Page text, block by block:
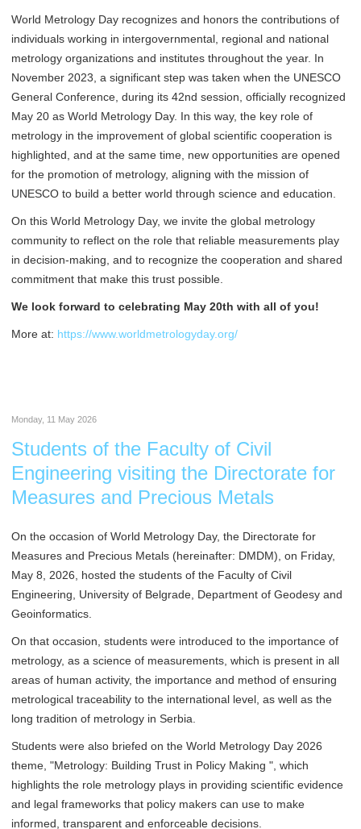
World Metrology Day recognizes and honors the contributions of
individuals working in intergovernmental, regional and national
metrology organizations and institutes throughout the year. In
November 2023, a significant step was taken when the UNESCO
General Conference, during its 42nd session, officially recognized
May 20 as World Metrology Day. In this way, the key role of
metrology in the improvement of global scientific cooperation is
highlighted, and at the same time, new opportunities are opened
for the promotion of metrology, aligning with the mission of
UNESCO to build a better world through science and education.
On this World Metrology Day, we invite the global metrology
community to reflect on the role that reliable measurements play
in decision-making, and to recognize the cooperation and shared
commitment that make this trust possible.
We look forward to celebrating May 20th with all of you!
More at: https://www.worldmetrologyday.org/
Monday, 11 May 2026
Students of the Faculty of Civil
Engineering visiting the Directorate for
Measures and Precious Metals
On the occasion of World Metrology Day, the Directorate for
Measures and Precious Metals (hereinafter: DMDM), on Friday,
May 8, 2026, hosted the students of the Faculty of Civil
Engineering, University of Belgrade, Department of Geodesy and
Geoinformatics.
On that occasion, students were introduced to the importance of
metrology, as a science of measurements, which is present in all
areas of human activity, the importance and method of ensuring
metrological traceability to the international level, as well as the
long tradition of metrology in Serbia.
Students were also briefed on the World Metrology Day 2026
theme, "Metrology: Building Trust in Policy Making ", which
highlights the role metrology plays in providing scientific evidence
and legal frameworks that policy makers can use to make
informed, transparent and enforceable decisions.